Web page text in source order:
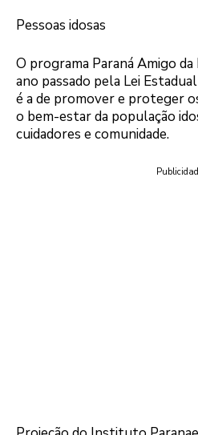
Pessoas idosas
O programa Paraná Amigo da
ano passado pela Lei
é a de promover e proteger
o bem-estar da população
cuidadores e comunidade.